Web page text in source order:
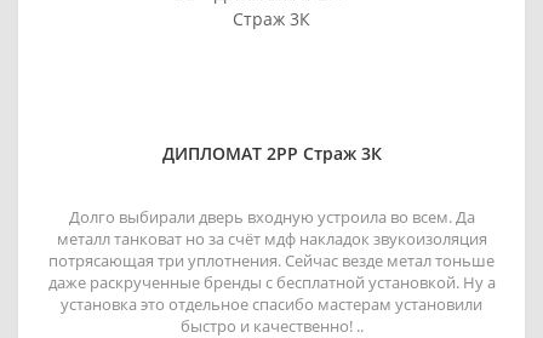
ДИПЛОМАТ 2РР Страж 3К
Долго выбирали дверь входную устроила во всем. Да
металл танковат но за счёт мдф накладок звукоизоляция
потрясающая три уплотнения. Сейчас везде метал тоньше
даже раскрученные бренды с бесплатной установкой. Ну а
установка это отдельное спасибо мастерам установили
быстро и качественно! ..